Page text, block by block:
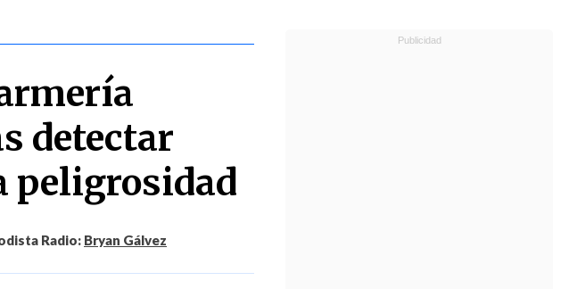
detectar
peligrosidad
Radio: Bryan Gálvez